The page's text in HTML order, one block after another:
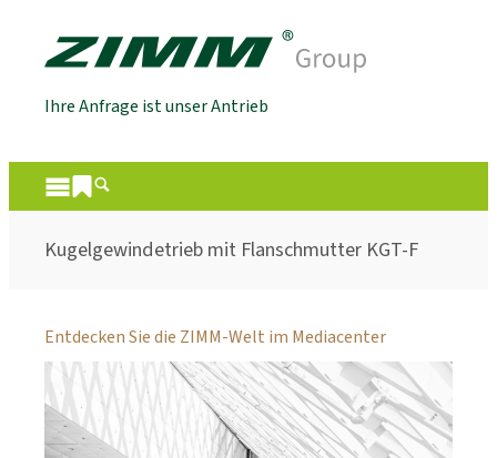
Ihre Anfrage ist unser Antrieb
Kugelgewindetrieb mit Flanschmutter KGT-F
Entdecken Sie die ZIMM-Welt im Mediacenter